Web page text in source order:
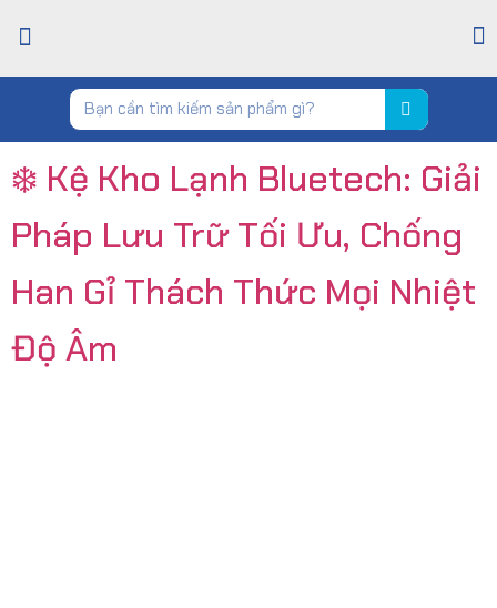
❄️ Kệ Kho Lạnh Bluetech: Giải
Pháp Lưu Trữ Tối Ưu, Chống
Han Gỉ Thách Thức Mọi Nhiệt
Độ Âm